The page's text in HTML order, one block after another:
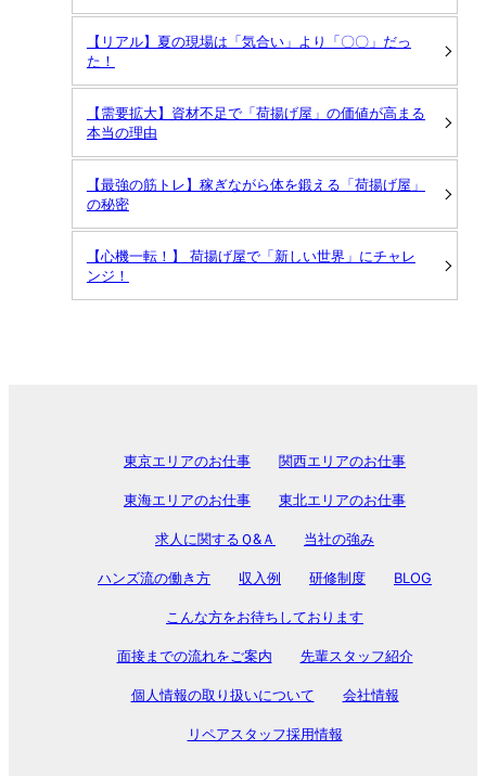
【リアル】夏の現場は「気合い」より「〇〇」だっ
た！
【需要拡大】資材不足で「荷揚げ屋」の価値が高まる
本当の理由
【最強の筋トレ】稼ぎながら体を鍛える「荷揚げ屋」
の秘密
【心機一転！】 荷揚げ屋で「新しい世界」にチャレ
ンジ！
東京エリアのお仕事 関西エリアのお仕事
東海エリアのお仕事 東北エリアのお仕事
求人に関するＱ&Ａ 当社の強み
ハンズ流の働き方 収入例 研修制度 BLOG
こんな方をお待ちしております
面接までの流れをご案内 先輩スタッフ紹介
個人情報の取り扱いについて 会社情報
リペアスタッフ採用情報